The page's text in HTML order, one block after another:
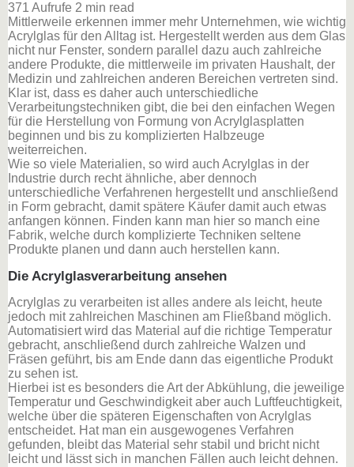
371 Aufrufe 2 min read
Mittlerweile erkennen immer mehr Unternehmen, wie wichtig
Acrylglas für den Alltag ist. Hergestellt werden aus dem Glas
nicht nur Fenster, sondern parallel dazu auch zahlreiche
andere Produkte, die mittlerweile im privaten Haushalt, der
Medizin und zahlreichen anderen Bereichen vertreten sind.
Klar ist, dass es daher auch unterschiedliche
Verarbeitungstechniken gibt, die bei den einfachen Wegen
für die Herstellung von Formung von Acrylglasplatten
beginnen und bis zu komplizierten Halbzeuge
weiterreichen.
Wie so viele Materialien, so wird auch Acrylglas in der
Industrie durch recht ähnliche, aber dennoch
unterschiedliche Verfahrenen hergestellt und anschließend
in Form gebracht, damit spätere Käufer damit auch etwas
anfangen können. Finden kann man hier so manch eine
Fabrik, welche durch komplizierte Techniken seltene
Produkte planen und dann auch herstellen kann.
Die Acrylglasverarbeitung ansehen
Acrylglas zu verarbeiten ist alles andere als leicht, heute
jedoch mit zahlreichen Maschinen am Fließband möglich.
Automatisiert wird das Material auf die richtige Temperatur
gebracht, anschließend durch zahlreiche Walzen und
Fräsen geführt, bis am Ende dann das eigentliche Produkt
zu sehen ist.
Hierbei ist es besonders die Art der Abkühlung, die jeweilige
Temperatur und Geschwindigkeit aber auch Luftfeuchtigkeit,
welche über die späteren Eigenschaften von Acrylglas
entscheidet. Hat man ein ausgewogenes Verfahren
gefunden, bleibt das Material sehr stabil und bricht nicht
leicht und lässt sich in manchen Fällen auch leicht dehnen.